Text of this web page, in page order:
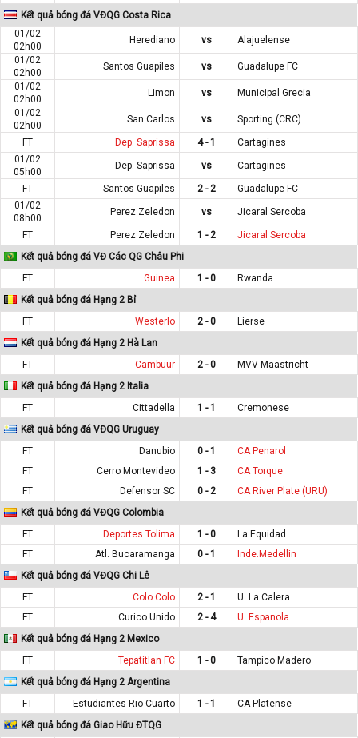
Kết quả bóng đá VĐQG Costa Rica
01/02
02h00
Herediano vs
Alajuelense
01/02
02h00
Santos Guapiles vs
Guadalupe FC
01/02
02h00
Limon vs
Municipal Grecia
01/02
02h00
San Carlos vs Sporting (CRC)
FT Dep. Saprissa 4 - 1
Cartagines
01/02
05h00
Dep. Saprissa vs Cartagines
FT Santos Guapiles 2 - 2
Guadalupe FC
01/02
08h00
Perez Zeledon vs Jicaral Sercoba
FT Perez Zeledon 1 - 2
Jicaral Sercoba
Kết quả bóng đá VĐ Các QG Châu Phi
FT
Guinea 1 - 0
Rwanda
Kết quả bóng đá Hạng 2 Bỉ
FT
Westerlo 2 - 0
Lierse
Kết quả bóng đá Hạng 2 Hà Lan
FT
Cambuur 2 - 0
MVV Maastricht
Kết quả bóng đá Hạng 2 Italia
FT
Cittadella 1 - 1
Cremonese
Kết quả bóng đá VĐQG Uruguay
FT
Danubio 0 - 1
CA Penarol
FT
Cerro Montevideo 1 - 3
CA Torque
FT
Defensor SC 0 - 2
CA River Plate (URU)
Kết quả bóng đá VĐQG Colombia
FT
Deportes Tolima 1 - 0
La Equidad
FT
Atl. Bucaramanga 0 - 1
Inde.Medellin
Kết quả bóng đá VĐQG Chi Lê
FT
Colo Colo 2 - 1
U. La Calera
FT
Curico Unido 2 - 4
U. Espanola
Kết quả bóng đá Hạng 2 Mexico
FT
Tepatitlan FC 1 - 0
Tampico Madero
Kết quả bóng đá Hạng 2 Argentina
FT
Estudiantes Rio Cuarto 1 - 1
CA Platense
Kết quả bóng đá Giao Hữu ĐTQG